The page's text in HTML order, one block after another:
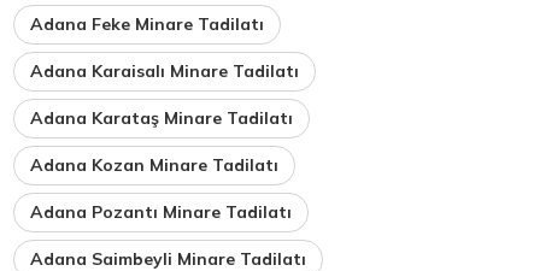
Adana Feke Minare Tadilatı
Adana Karaisalı Minare Tadilatı
Adana Karataş Minare Tadilatı
Adana Kozan Minare Tadilatı
Adana Pozantı Minare Tadilatı
Adana Saimbeyli Minare Tadilatı